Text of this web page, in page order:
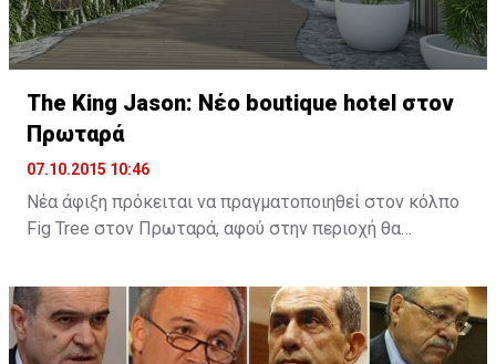
The King Jason: Νέο boutique hotel στον
Πρωταρά
07.10.2015 10:46
Νέα άφιξη πρόκειται να πραγματοποιηθεί στον κόλπο
Fig Tree στον Πρωταρά, αφού στην περιοχή θα
King Jason Protaras. Το νέο ξενοδοχείο θα
λειτουργήσει στα μέσα Απριλίου του 2016.